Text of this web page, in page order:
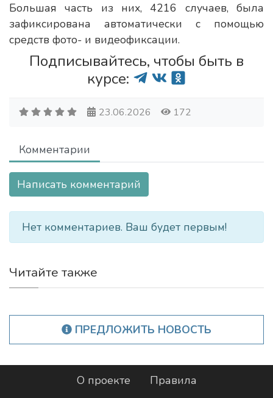
Большая часть из них, 4216 случаев, была
зафиксирована автоматически с помощью
средств фото- и видеофиксации.
Подписывайтесь, чтобы быть в
курсе:
23.06.2026 172
Комментарии
Написать комментарий
Нет комментариев. Ваш будет первым!
Читайте также
ПРЕДЛОЖИТЬ НОВОСТЬ
О проекте
Правила